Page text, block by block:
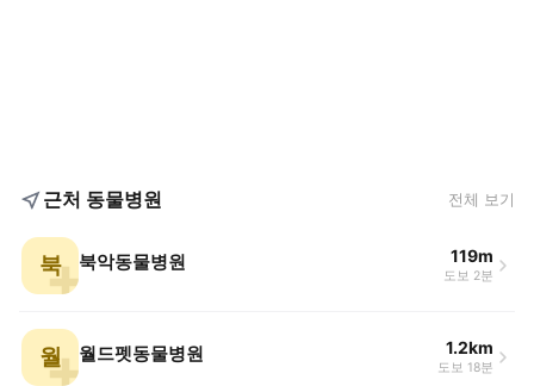
근처 동물병원 전체 보기
북 북악동물병원 119m
도보 2분
월 월드펫동물병원 1.2km
도보 18분